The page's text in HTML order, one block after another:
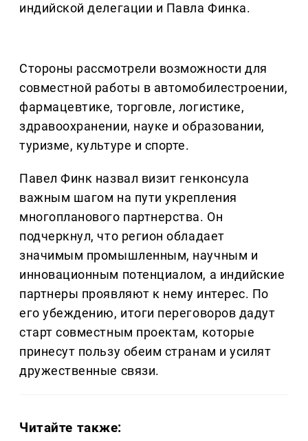
индийской делегации и Павла Финка.
Стороны рассмотрели возможности для
совместной работы в автомобилестроении,
фармацевтике, торговле, логистике,
здравоохранении, науке и образовании,
туризме, культуре и спорте.
Павел Финк назвал визит генконсула
важным шагом на пути укрепления
многопланового партнерства. Он
подчеркнул, что регион обладает
значимым промышленным, научным и
инновационным потенциалом, а индийские
партнеры проявляют к нему интерес. По
его убеждению, итоги переговоров дадут
старт совместным проектам, которые
принесут пользу обеим странам и усилят
дружественные связи.
Читайте также: